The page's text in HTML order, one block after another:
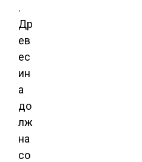
.
Др
ев
ес
ин
а
до
лж
на
со